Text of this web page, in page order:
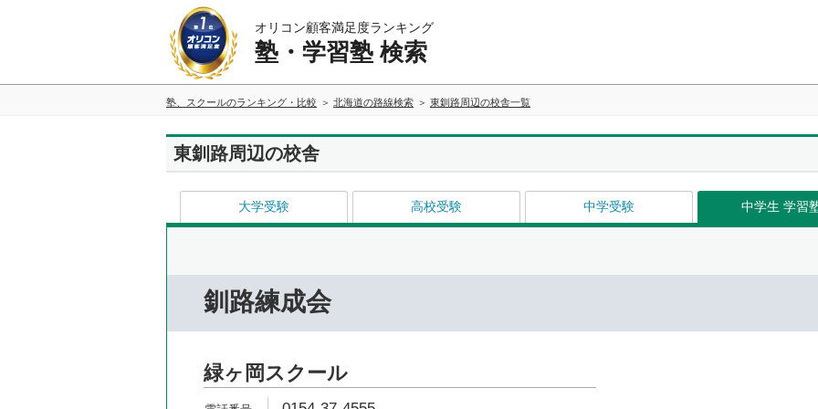
オリコン顧客満足度ランキング
塾・学習塾 検索
塾、スクールのランキング・比較 北海道の路線検索 東釧路周辺の校舎一覧
東釧路周辺の校舎
大学受験 高校受験 中学受験 中学生 学習
釧路練成会
緑ヶ岡スクール